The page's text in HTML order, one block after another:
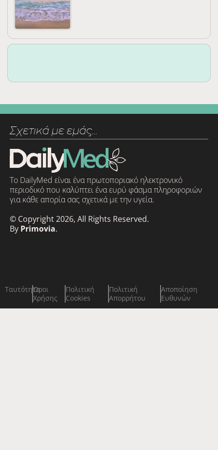
Σχετικά με εμάς…
Το DailyMed είναι ένα πρωτοποριακό ηλεκτρονικό
περιοδικό που καλύπτει ένα ευρύ φάσμα πληροφοριών
για κάθε απορία σας σχετικά με την υγεία.
© Copyright 2026, All Rights Reserved.
By Primovia.
ΤαυτότηταΌροι
Χρήσης
Πολιτική
Cookies
Πολιτική
Απορρήτου
Αποποίηση
Ευθυνών